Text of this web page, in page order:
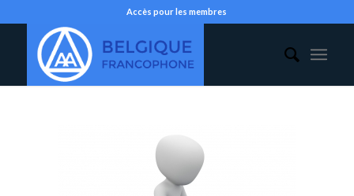
Accès pour les membres